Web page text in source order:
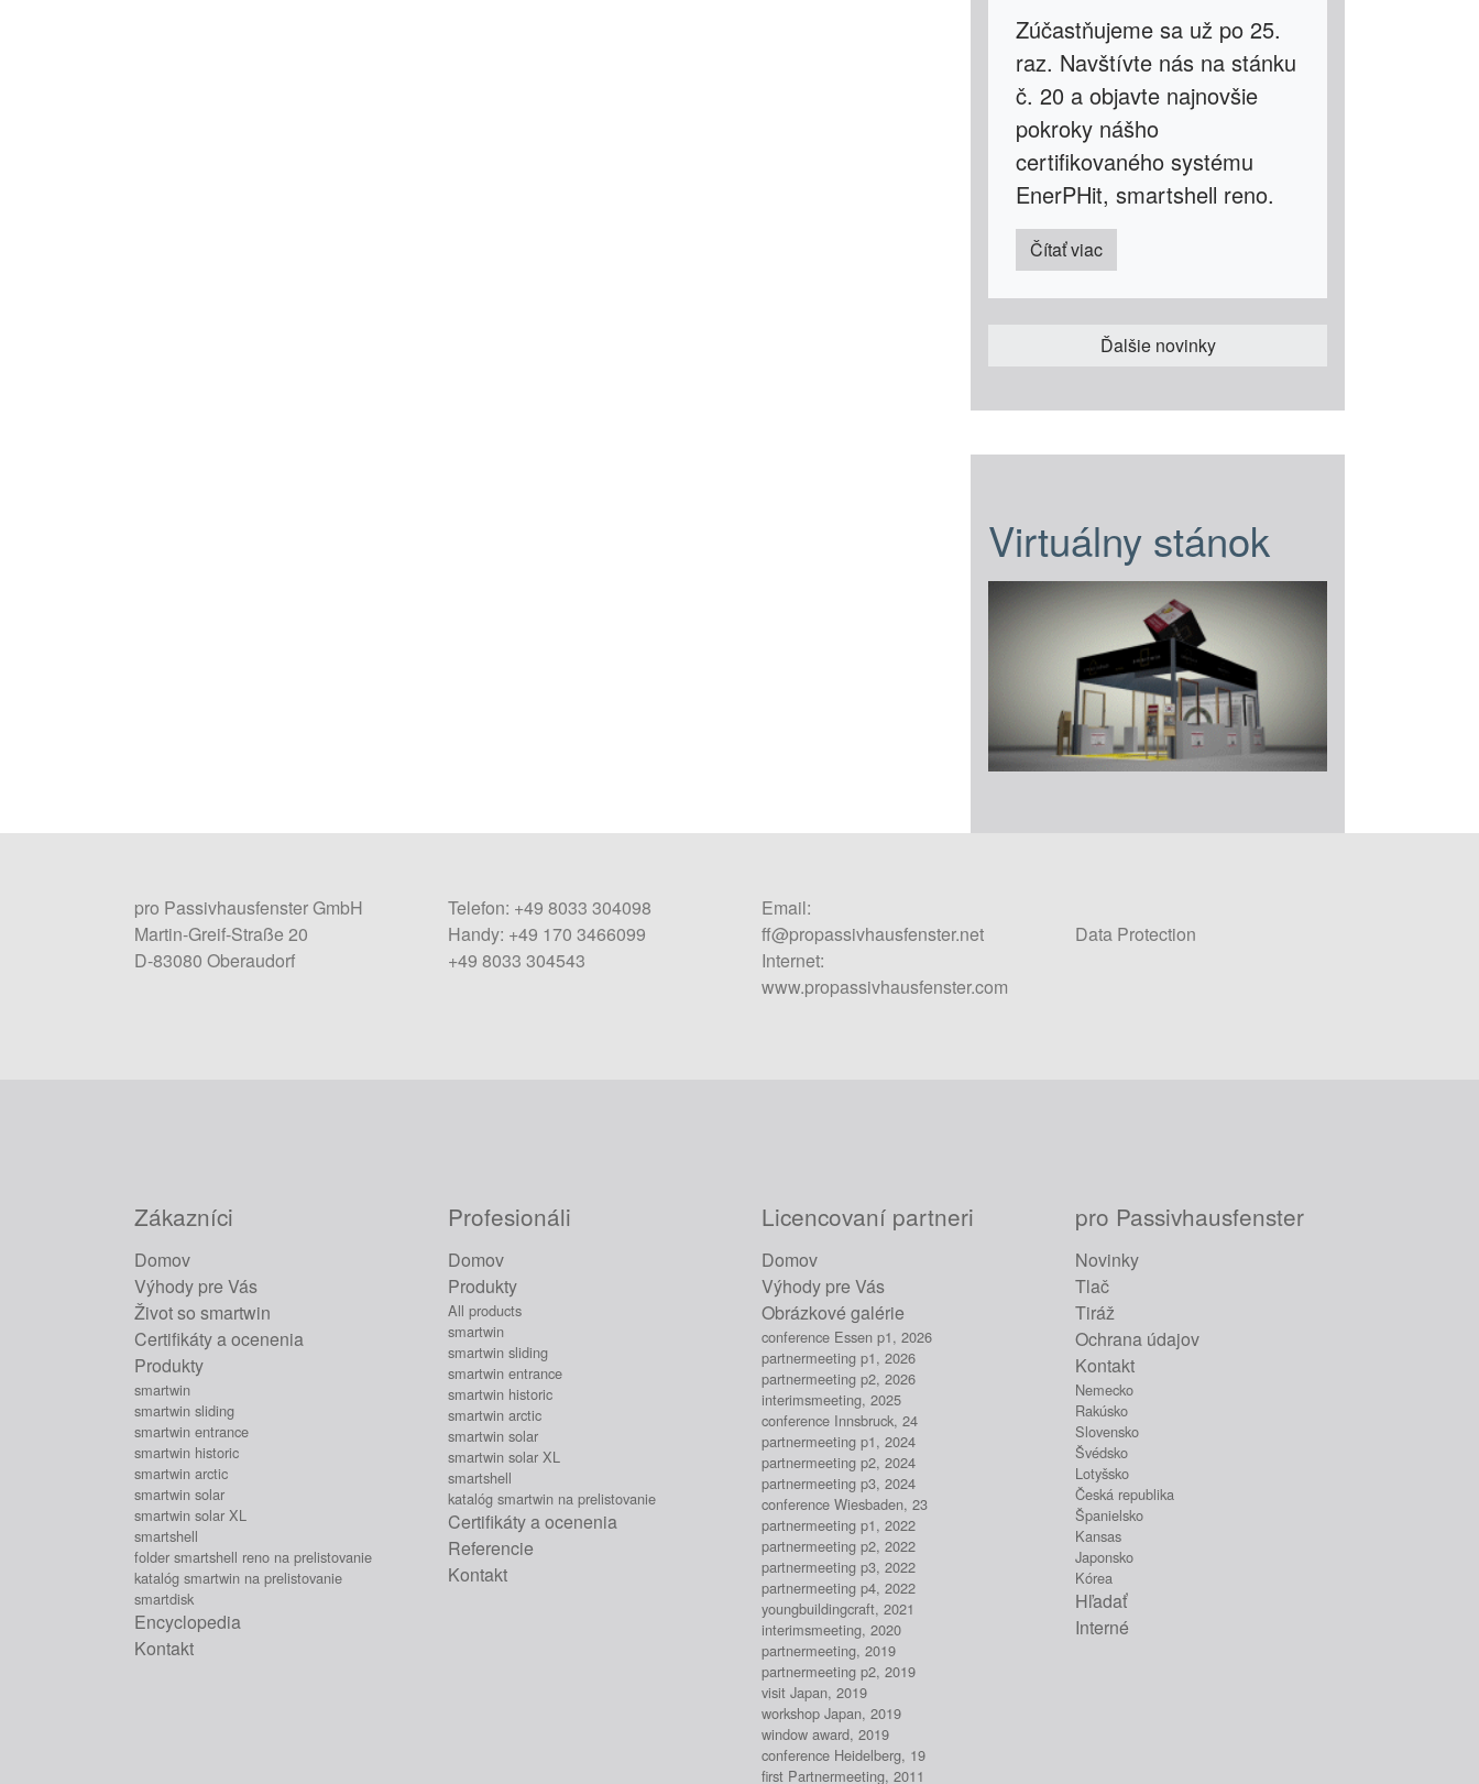
Zúčastňujeme sa už po 25.
raz. Navštívte nás na stánku
č. 20 a objavte najnovšie
pokroky nášho
certifikovaného systému
EnerPHit, smartshell reno.
Čítať viac
Ďalšie novinky
Virtuálny stánok
pro Passivhausfenster GmbH
Martin-Greif-Straße 20
D-83080 Oberaudorf
Telefon: +49 8033 304098
Handy: +49 170 3466099
+49 8033 304543
Email:
ff@propassivhausfenster.net
Internet:
www.propassivhausfenster.com
Data Protection
Zákazníci
Domov
Výhody pre Vás
Život so smartwin
Certifikáty a ocenenia
Produkty
smartwin
smartwin sliding
smartwin entrance
smartwin historic
smartwin arctic
smartwin solar
smartwin solar XL
smartshell
folder smartshell reno na prelistovanie
katalóg smartwin na prelistovanie
smartdisk
Encyclopedia
Kontakt
Profesionáli
Domov
Produkty
All products
smartwin
smartwin sliding
smartwin entrance
smartwin historic
smartwin arctic
smartwin solar
smartwin solar XL
smartshell
katalóg smartwin na prelistovanie
Certifikáty a ocenenia
Referencie
Kontakt
Licencovaní partneri
Domov
Výhody pre Vás
Obrázkové galérie
conference Essen p1, 2026
partnermeeting p1, 2026
partnermeeting p2, 2026
interimsmeeting, 2025
conference Innsbruck, 24
partnermeeting p1, 2024
partnermeeting p2, 2024
partnermeeting p3, 2024
conference Wiesbaden, 23
partnermeeting p1, 2022
partnermeeting p2, 2022
partnermeeting p3, 2022
partnermeeting p4, 2022
youngbuildingcraft, 2021
interimsmeeting, 2020
partnermeeting, 2019
partnermeeting p2, 2019
visit Japan, 2019
workshop Japan, 2019
window award, 2019
conference Heidelberg, 19
first Partnermeeting, 2011
pro Passivhausfenster
Novinky
Tlač
Tiráž
Ochrana údajov
Kontakt
Nemecko
Rakúsko
Slovensko
Švédsko
Lotyšsko
Česká republika
Španielsko
Kansas
Japonsko
Kórea
Hľadať
Interné